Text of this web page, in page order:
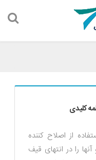
کلیدی
از اصلاح کننده
را در انتهای قیف